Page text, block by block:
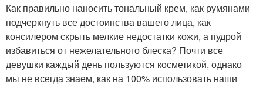
Как правильно наносить тональный крем, как румянами
подчеркнуть все достоинства вашего лица, как
консилером скрыть мелкие недостатки кожи, а пудрой
избавиться от нежелательного блеска? Почти все
девушки каждый день пользуются косметикой, однако
мы не всегда знаем, как на 100% использовать наши